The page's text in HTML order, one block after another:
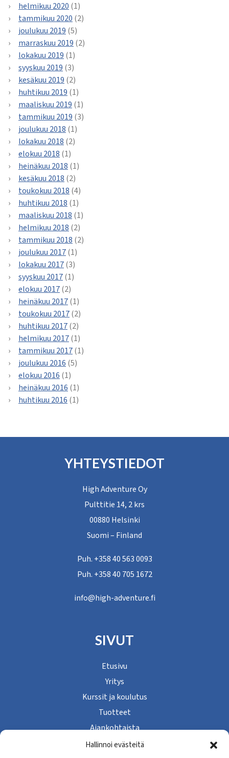
Hallinnoi evästeitä
helmikuu 2020 (1)
tammikuu 2020 (2)
joulukuu 2019 (5)
marraskuu 2019 (2)
lokakuu 2019 (1)
syyskuu 2019 (3)
kesäkuu 2019 (2)
huhtikuu 2019 (1)
maaliskuu 2019 (1)
tammikuu 2019 (3)
joulukuu 2018 (1)
lokakuu 2018 (2)
elokuu 2018 (1)
heinäkuu 2018 (1)
kesäkuu 2018 (2)
toukokuu 2018 (4)
huhtikuu 2018 (1)
maaliskuu 2018 (1)
helmikuu 2018 (2)
tammikuu 2018 (2)
joulukuu 2017(1)
lokakuu 2017(3)
syyskuu 2017(1)
elokuu 2017(2)
heinäkuu 2017(1)
toukokuu 2017(2)
huhtikuu 2017(2)
helmikuu 2017(1)
tammikuu 2017(1)
joulukuu 2016 (5)
elokuu 2016 (1)
heinäkuu 2016 (1)
huhtikuu 2016 (1)
YHTEYSTIEDOT
High Adventure Oy
Pulttitie 14, 2 krs
00880 Helsinki
Suomi – Finland
Puh. +358 40 563 0093
Puh. +358 40 705 1672
info@high-adventure.fi
SIVUT
Etusivu
Yritys
Kurssit ja koulutus
Tuotteet
Ajankohtaista
Yhteystiedot